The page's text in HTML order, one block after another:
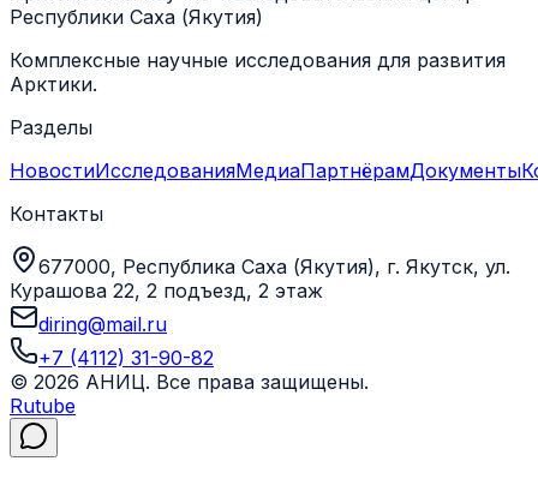
Республики Саха (Якутия)
Комплексные научные исследования для развития
Арктики.
Разделы
НовостиИсследованияМедиаПартнёрамДокументы
Контакты
677000, Республика Саха (Якутия), г. Якутск, ул.
Курашова 22, 2 подъезд, 2 этаж
diring@mail.ru
+7 (4112) 31-90-82
© 2026 АНИЦ. Все права защищены.
Rutube